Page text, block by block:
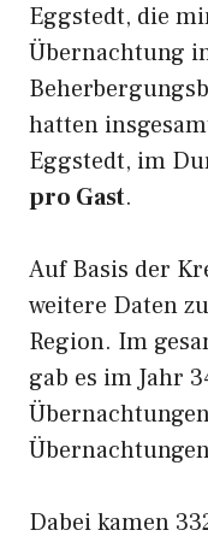
Eggstedt, die
Übernachtung
hatten
Eggstedt, im
pro Gast.
Auf Basis der
weitere Daten
Region. Im
gab es im Jahr
Dabei kamen